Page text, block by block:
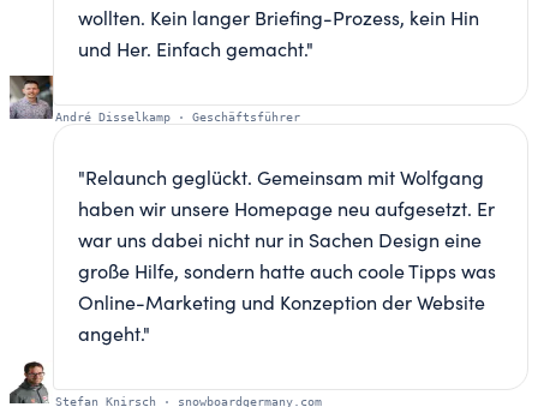
wollten. Kein langer Briefing-Prozess, kein Hin
und Her. Einfach gemacht."
André Disselkamp · Geschäftsführer
"Relaunch geglückt. Gemeinsam mit Wolfgang
haben wir unsere Homepage neu aufgesetzt. Er
war uns dabei nicht nur in Sachen Design eine
große Hilfe, sondern hatte auch coole Tipps was
Online-Marketing und Konzeption der Website
angeht."
Stefan Knirsch · snowboardgermany.com